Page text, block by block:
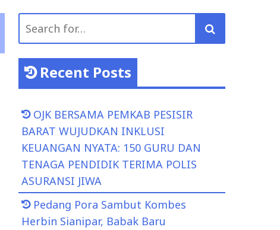
Search
Recent Posts
OJK BERSAMA PEMKAB PESISIR
BARAT WUJUDKAN INKLUSI
KEUANGAN NYATA: 150 GURU DAN
TENAGA PENDIDIK TERIMA POLIS
ASURANSI JIWA
Pedang Pora Sambut Kombes
Herbin Sianipar, Babak Baru